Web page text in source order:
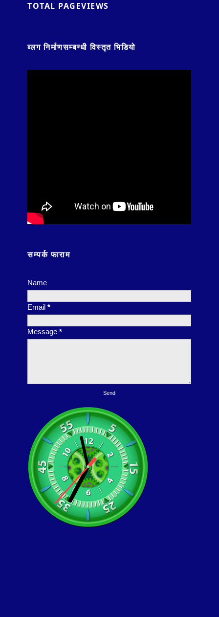
TOTAL PAGEVIEWS
ब्लग निर्माणसम्बन्धी विस्तृत भिडियो
सम्पर्क फाराम
Name
Email*
Message*